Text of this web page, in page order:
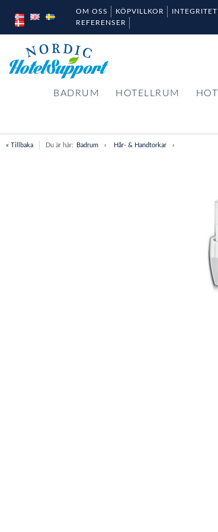
OM OSS KÖPVILLKOR INTEGRITET
REFERENSER
BADRUM HOTELLRUM
« Tillbaka Du är här: Badrum Hår- & Handtorkar